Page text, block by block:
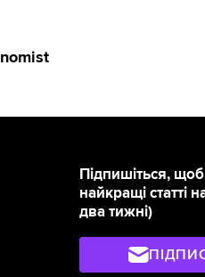
Підпишіться,
найкращі статті
два тижні)